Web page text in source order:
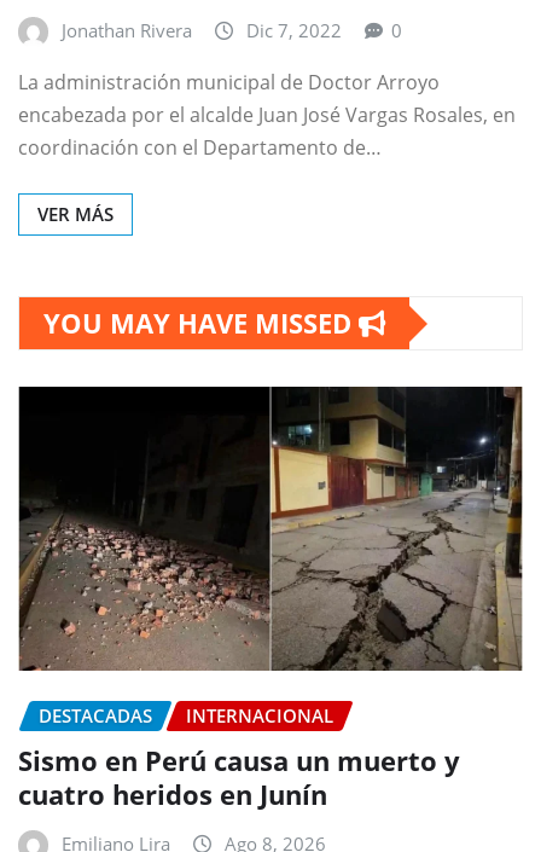
Jonathan Rivera Dic 7, 2022 0
La administración municipal de Doctor Arroyo
encabezada por el alcalde Juan José Vargas Rosales, en
coordinación con el Departamento de…
VER MÁS
YOU MAY HAVE MISSED
DESTACADAS INTERNACIONAL
Sismo en Perú causa un muerto y
cuatro heridos en Junín
Emiliano Lira Ago 8, 2026